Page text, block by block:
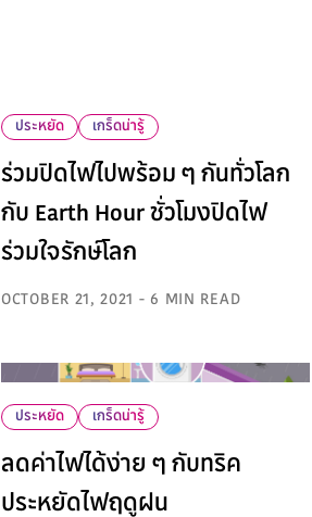
ประหยัด เกร็ดน่ารู้
ร่วมปิดไฟไปพร้อม ๆ กันทั่วโลก
กับ Earth Hour ชั่วโมงปิดไฟ
ร่วมใจรักษ์โลก
OCTOBER 21, 2021 - 6 MIN READ
ประหยัด เกร็ดน่ารู้
ลดค่าไฟได้ง่าย ๆ กับทริค
ประหยัดไฟฤดูฝน